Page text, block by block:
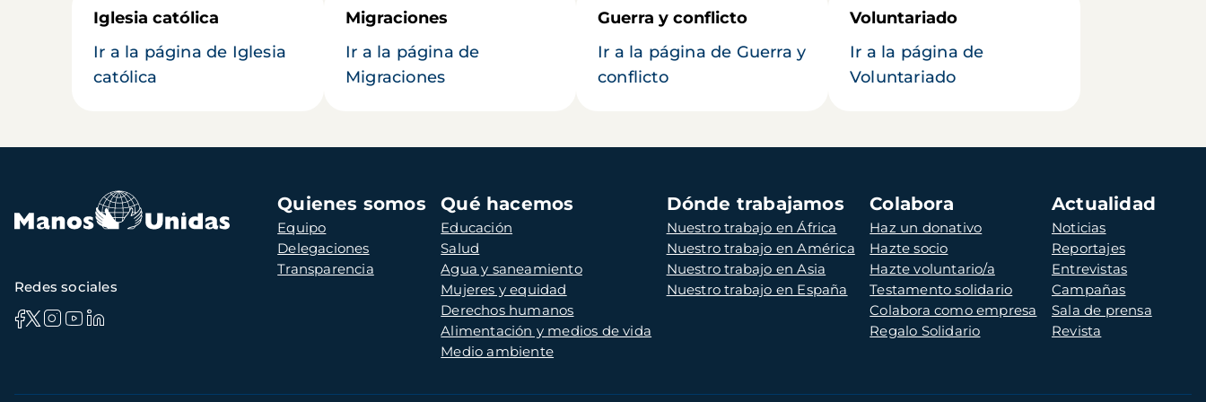
Iglesia católica
Ir a la página de Iglesia
católica
Migraciones
Ir a la página de
Migraciones
Guerra y conflicto
Ir a la página de Guerra y
conflicto
Voluntariado
Ir a la página de
Voluntariado
Navegación
principal
Quienes somos
Equipo
Delegaciones
Transparencia
Qué hacemos
Educación
Salud
Agua y saneamiento
Mujeres y equidad
Derechos humanos
Alimentación y medios de vida
Medio ambiente
Dónde trabajamos
Nuestro trabajo en África
Nuestro trabajo en América
Nuestro trabajo en Asia
Nuestro trabajo en España
Colabora
Haz un donativo
Hazte socio
Hazte voluntario/a
Testamento solidario
Colabora como empresa
Regalo Solidario
Actualidad
Noticias
Reportajes
Entrevistas
Campañas
Sala de prensa
Revista
Redes sociales